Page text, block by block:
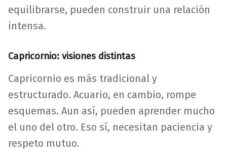
equilibrarse, pueden construir una relación
intensa.
Capricornio: visiones distintas
Capricornio es más tradicional y
estructurado. Acuario, en cambio, rompe
esquemas. Aun así, pueden aprender mucho
el uno del otro. Eso sí, necesitan paciencia y
respeto mutuo.